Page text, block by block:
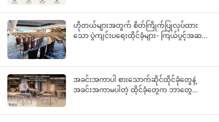
ဟိုတယ်များအတွက် စိတ်ကြိုက်ပြုလုပ်ထား
သော ပွဲကျင်းပရေးထိုင်ခုံများ- ကြယ်ပွင့်အဆင့်
အခင်းအကာပါ စားသောက်ဆိုင်ထိုင်ခုံတွေနဲ့
အခင်းအကာမပါတဲ့ ထိုင်ခုံတွေက ဘာတွေ